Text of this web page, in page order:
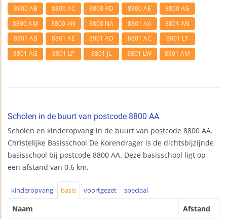
8800 AB 8800 AC 8800 AD 8800 AE
8800 AG
8800 AM
8800 AN 8800 NA 8801 AA
8801 AN
8801 AB
8801 AE 8801 AD 8801 AC
8801 LT
8801 AG
8801 LP 8801 JL 8801 LW 8801 AM
Scholen in de buurt van postcode 8800 AA
Scholen en kinderopvang in de buurt van postcode 8800 AA.
Christelijke Basisschool De Korendrager is de dichtsbijzijnde
basisschool bij postcode 8800 AA. Deze basisschool ligt op
een afstand van 0.6 km.
kinderopvang basis voortgezet speciaal
Naam Afstand